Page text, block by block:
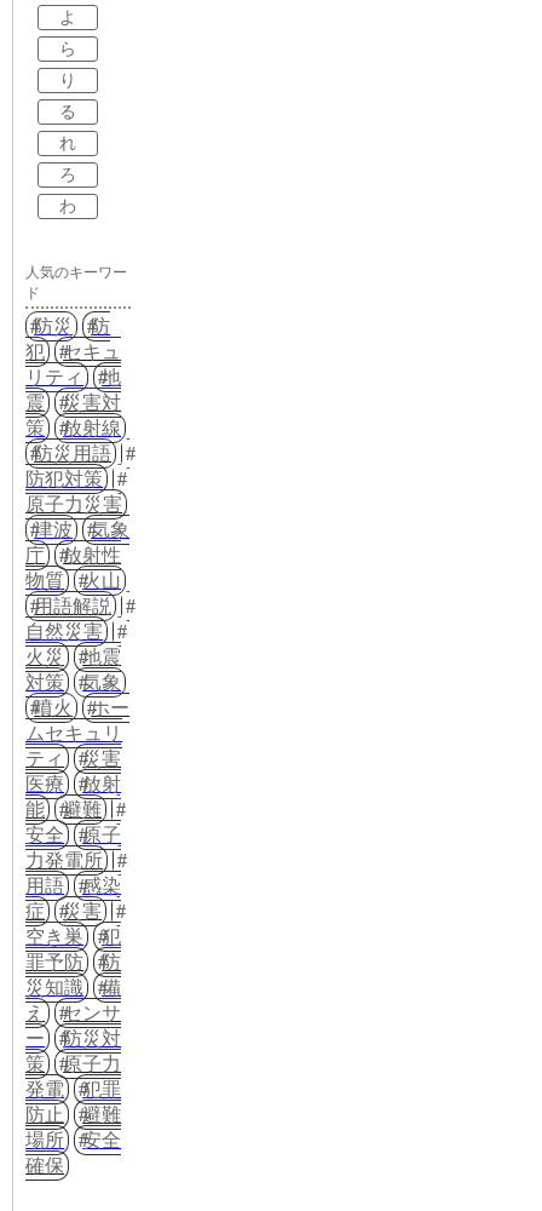
よ
ら
り
る
れ
ろ
わ
人気のキーワー
ド
防災
防
犯
セキュ
リティ
地
震
災害対
策
放射線
防災用語
防犯対策
原子力災害
津波
気象
庁
放射性
物質
火山
用語解説
自然災害
火災
地震
対策
気象
噴火
ホー
ムセキュリ
ティ
災害
医療
放射
能
避難
安全
原子
力発電所
用語
感染
症
災害
空き巣
犯
罪予防
防
災知識
備
え
センサ
ー
防災対
策
原子力
発電
犯罪
防止
避難
場所
安全
確保